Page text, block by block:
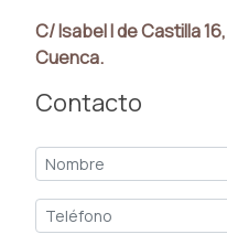
C/ Isabel I de Castilla
Cuenca.
Contacto